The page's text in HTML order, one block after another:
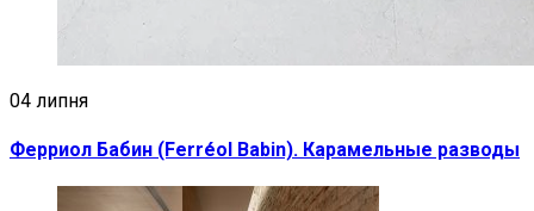
04 липня
Ферриол Бабин (Ferréol Babin). Карамельные разводы